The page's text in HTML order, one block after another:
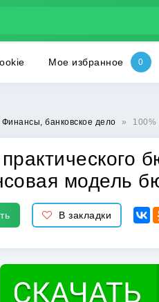
Мое избранное
Финансы, банковское дело » 100%
модель
В закладки